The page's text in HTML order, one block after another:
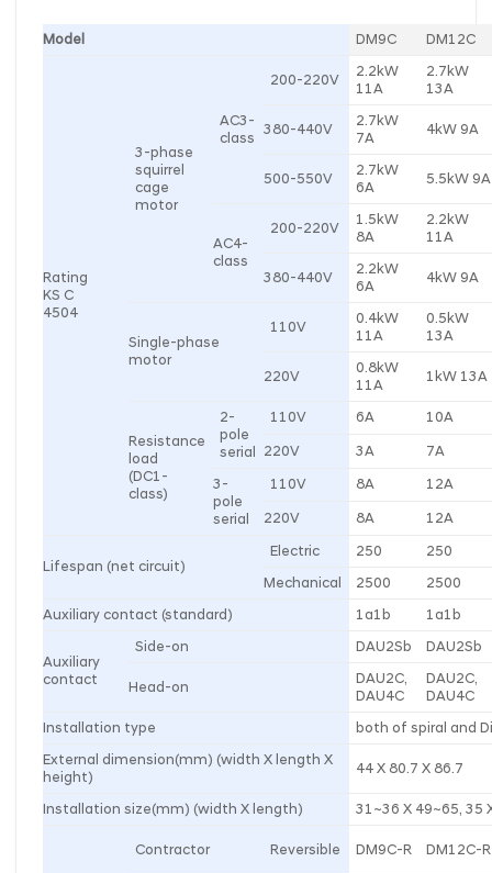
Model DM9C DM12C
Rating
KS C
4504
3-phase
squirrel
cage
motor
AC3-
class
200-220V
2.2kW
11A
2.7kW
13A
380-440V
2.7kW
7A
4kW 9A
500-550V
2.7kW
6A
5.5kW 9A
AC4-
class
200-220V
1.5kW
8A
2.2kW
11A
380-440V
2.2kW
6A
4kW 9A
Single-phase
motor
110V
0.4kW
11A
0.5kW
13A
220V
0.8kW
11A
1kW 13A
Resistance
load
(DC1-
class)
2-
pole
serial
110V 6A
10A
220V
3A
7A
3-
pole
serial
110V 8A
12A
220V
8A 12A
Lifespan (net circuit)
Electric 250
250
Mechanical
2500
2500
Auxiliary contact (standard)
1a1b 1a1b
Auxiliary
contact
Side-on DAU2Sb DAU2Sb
Head-on
DAU2C,
DAU4C
DAU2C,
DAU4C
Installation type
both of spiral and
External dimension(mm) (width X length X
height)
44 X 80.7 X 86.7
Installation size(mm) (width X length) 31~36 X 49~65, 35
Contractor Reversible DM9C-R DM12C-R